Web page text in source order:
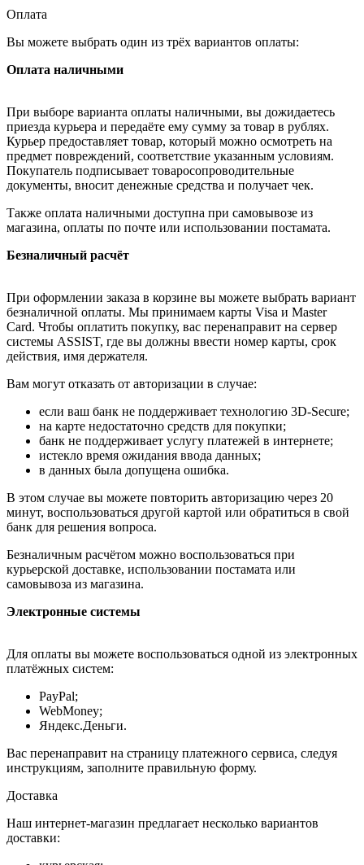
Оплата
Вы можете выбрать один из трёх вариантов оплаты:
Оплата наличными
При выборе варианта оплаты наличными, вы дожидаетесь
приезда курьера и передаёте ему сумму за товар в рублях.
Курьер предоставляет товар, который можно осмотреть на
предмет повреждений, соответствие указанным условиям.
Покупатель подписывает товаросопроводительные
документы, вносит денежные средства и получает чек.
Также оплата наличными доступна при самовывозе из
магазина, оплаты по почте или использовании постамата.
Безналичный расчёт
При оформлении заказа в корзине вы можете выбрать вариант
безналичной оплаты. Мы принимаем карты Visa и Master
Card. Чтобы оплатить покупку, вас перенаправит на сервер
системы ASSIST, где вы должны ввести номер карты, срок
действия, имя держателя.
Вам могут отказать от авторизации в случае:
если ваш банк не поддерживает технологию 3D-Secure;
на карте недостаточно средств для покупки;
банк не поддерживает услугу платежей в интернете;
истекло время ожидания ввода данных;
в данных была допущена ошибка.
В этом случае вы можете повторить авторизацию через 20
минут, воспользоваться другой картой или обратиться в свой
банк для решения вопроса.
Безналичным расчётом можно воспользоваться при
курьерской доставке, использовании постамата или
самовывоза из магазина.
Электронные системы
Для оплаты вы можете воспользоваться одной из электронных
платёжных систем:
PayPal;
WebMoney;
Яндекс.Деньги.
Вас перенаправит на страницу платежного сервиса, следуя
инструкциям, заполните правильную форму.
Доставка
Наш интернет-магазин предлагает несколько вариантов
доставки: